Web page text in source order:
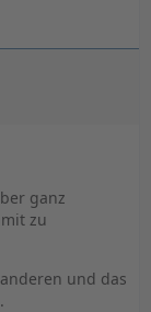
ganz
zu
und das